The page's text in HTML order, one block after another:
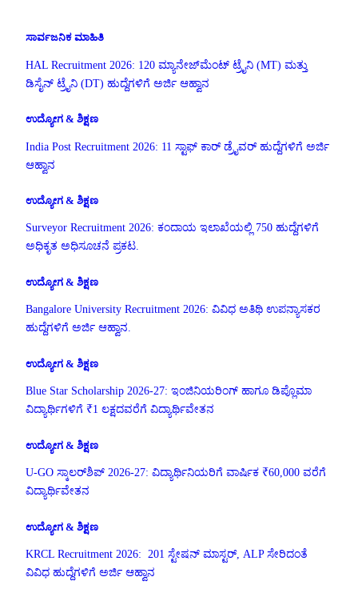
ಸಾರ್ವಜನಿಕ ಮಾಹಿತಿ
HAL Recruitment 2026: 120 ಮ್ಯಾನೇಜ್‌ಮೆಂಟ್ ಟ್ರೈನಿ (MT) ಮತ್ತು
ಡಿಸೈನ್ ಟ್ರೈನಿ (DT) ಹುದ್ದೆಗಳಿಗೆ ಅರ್ಜಿ ಆಹ್ವಾನ
ಉದ್ಯೋಗ & ಶಿಕ್ಷಣ
India Post Recruitment 2026: 11 ಸ್ಟಾಫ್ ಕಾರ್ ಡ್ರೈವರ್ ಹುದ್ದೆಗಳಿಗೆ ಅರ್ಜಿ
ಆಹ್ವಾನ
ಉದ್ಯೋಗ & ಶಿಕ್ಷಣ
Surveyor Recruitment 2026: ಕಂದಾಯ ಇಲಾಖೆಯಲ್ಲಿ 750 ಹುದ್ದೆಗಳಿಗೆ
ಅಧಿಕೃತ ಅಧಿಸೂಚನೆ ಪ್ರಕಟ.
ಉದ್ಯೋಗ & ಶಿಕ್ಷಣ
Bangalore University Recruitment 2026: ವಿವಿಧ ಅತಿಥಿ ಉಪನ್ಯಾಸಕರ
ಹುದ್ದೆಗಳಿಗೆ ಅರ್ಜಿ ಆಹ್ವಾನ.
ಉದ್ಯೋಗ & ಶಿಕ್ಷಣ
Blue Star Scholarship 2026-27: ಇಂಜಿನಿಯರಿಂಗ್ ಹಾಗೂ ಡಿಪ್ಲೊಮಾ
ವಿದ್ಯಾರ್ಥಿಗಳಿಗೆ ₹1 ಲಕ್ಷದವರೆಗೆ ವಿದ್ಯಾರ್ಥಿವೇತನ
ಉದ್ಯೋಗ & ಶಿಕ್ಷಣ
U-GO ಸ್ಕಾಲರ್‌ಶಿಪ್ 2026-27: ವಿದ್ಯಾರ್ಥಿನಿಯರಿಗೆ ವಾರ್ಷಿಕ ₹60,000 ವರೆಗೆ
ವಿದ್ಯಾರ್ಥಿವೇತನ
ಉದ್ಯೋಗ & ಶಿಕ್ಷಣ
KRCL Recruitment 2026: 201 ಸ್ಟೇಷನ್ ಮಾಸ್ಟರ್, ALP ಸೇರಿದಂತೆ
ವಿವಿಧ ಹುದ್ದೆಗಳಿಗೆ ಅರ್ಜಿ ಆಹ್ವಾನ